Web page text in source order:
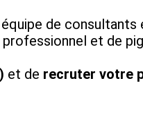
équipe de consultants
et de
et de recruter votre